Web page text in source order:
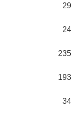
29
24
235
193
34